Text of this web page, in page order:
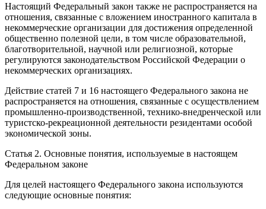
Настоящий Федеральный закон также не распространяется на
отношения, связанные с вложением иностранного капитала в
некоммерческие организации для достижения определенной
общественно полезной цели, в том числе образовательной,
благотворительной, научной или религиозной, которые
регулируются законодательством Российской Федерации о
некоммерческих организациях.
Действие статей 7 и 16 настоящего Федерального закона не
распространяется на отношения, связанные с осуществлением
промышленно-производственной, технико-внедренческой или
туристско-рекреационной деятельности резидентами особой
экономической зоны.
Статья 2. Основные понятия, используемые в настоящем
Федеральном законе
Для целей настоящего Федерального закона используются
следующие основные понятия: